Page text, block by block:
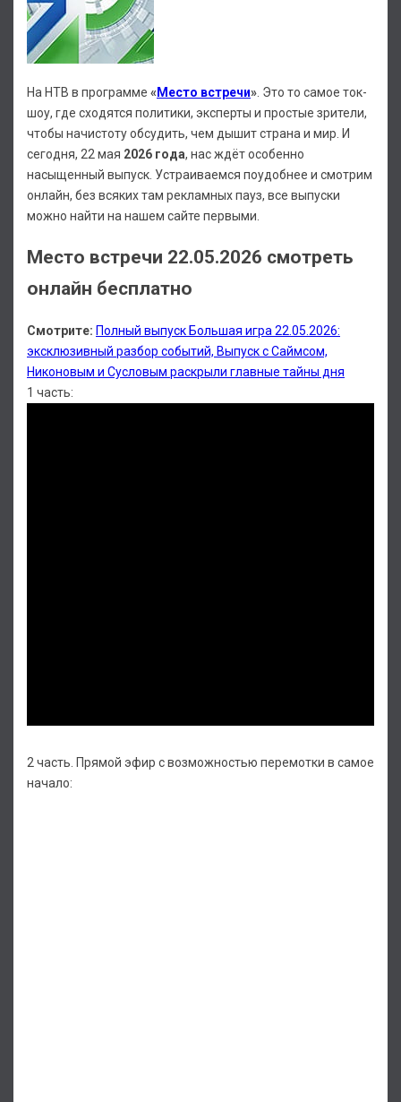
На НТВ в программе « Место встречи» . Это то самое ток-
шоу, где сходятся политики, эксперты и простые зрители,
чтобы начистоту обсудить, чем дышит страна и мир. И
сегодня, 22 мая 2026 года, нас ждёт особенно
насыщенный выпуск. Устраиваемся поудобнее и смотрим
онлайн, без всяких там рекламных пауз, все выпуски
можно найти на нашем сайте первыми.
Место встречи 22.05.2026 смотреть
онлайн бесплатно
Смотрите: Полный выпуск Большая игра 22.05.2026:
эксклюзивный разбор событий, Выпуск с Саймсом,
Никоновым и Сусловым раскрыли главные тайны дня
1 часть:
2 часть. Прямой эфир с возможностью перемотки в самое
начало: